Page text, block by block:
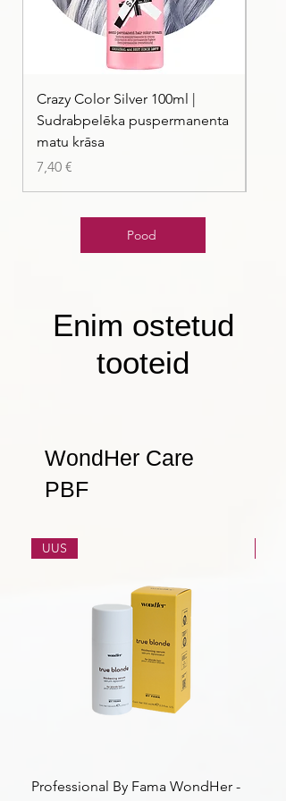
Crazy Color Silver 100ml |
Sudrabpelēka puspermanenta
matu krāsa
Price
7,40 €
Pood
Enim ostetud
tooteid
WondHer Care
PBF
UUS
Professional By Fama WondHer -